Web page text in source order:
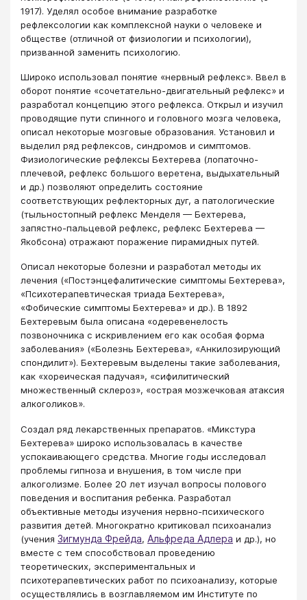
1917). Уделял особое внимание разработке
рефлексологии как комплексной науки о человеке и
обществе (отличной от физиологии и психологии),
призванной заменить психологию.
Широко использовал понятие «нервный рефлекс». Ввел в
оборот понятие «сочетательно-двигательный рефлекс» и
разработал концепцию этого рефлекса. Открыл и изучил
проводящие пути спинного и головного мозга человека,
описал некоторые мозговые образования. Установил и
выделил ряд рефлексов, синдромов и симптомов.
Физиологические рефлексы Бехтерева (лопаточно-
плечевой, рефлекс большого веретена, выдыхательный
и др.) позволяют определить состояние
соответствующих рефлекторных дуг, а патологические
(тыльностопный рефлекс Менделя — Бехтерева,
запястно-пальцевой рефлекс, рефлекс Бехтерева —
Якобсона) отражают поражение пирамидных путей.
Описал некоторые болезни и разработал методы их
лечения («Постэнцефалитические симптомы Бехтерева»,
«Психотерапевтическая триада Бехтерева»,
«Фобические симптомы Бехтерева» и др.). В 1892
Бехтеревым была описана «одеревенелость
позвоночника с искривлением его как особая форма
заболевания» («Болезнь Бехтерева», «Анкилозирующий
спондилит»). Бехтеревым выделены такие заболевания,
как «хореическая падучая», «сифилитический
множественный склероз», «острая мозжечковая атаксия
алкоголиков».
Создал ряд лекарственных препаратов. «Микстура
Бехтерева» широко использовалась в качестве
успокаивающего средства. Многие годы исследовал
проблемы гипноза и внушения, в том числе при
алкоголизме. Более 20 лет изучал вопросы полового
поведения и воспитания ребенка. Разработал
объективные методы изучения нервно-психического
развития детей. Многократно критиковал психоанализ
(учения Зигмунда Фрейда, Альфреда Адлера и др.), но
вместе с тем способствовал проведению
теоретических, экспериментальных и
психотерапевтических работ по психоанализу, которые
осуществлялись в возглавляемом им Институте по